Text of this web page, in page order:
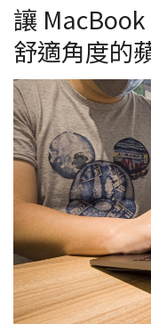
讓
舒適角度的